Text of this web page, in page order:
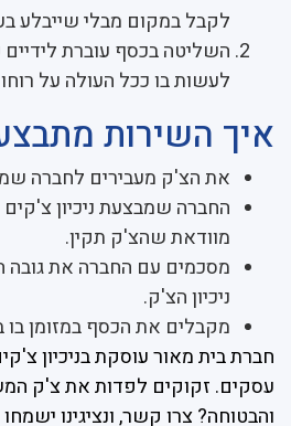
לקבל במקום מבלי שייבלע
השליטה בכסף עוברת לידיים
לעשות בו ככל העולה על רוחו
איך השירות
את הצ'ק מעבירים לחברה
החברה שמבצעת ניכיון
מוודאת שהצ'ק תקין.
מסכמים עם החברה את גובה
ניכיון הצ'ק.
מקבלים את הכסף במזומן בו
חברת בית מאור עוסקת בניכיון
עסקים. זקוקים לפדות את צ'ק
והבטוחה? צרו קשר, ונציגינו